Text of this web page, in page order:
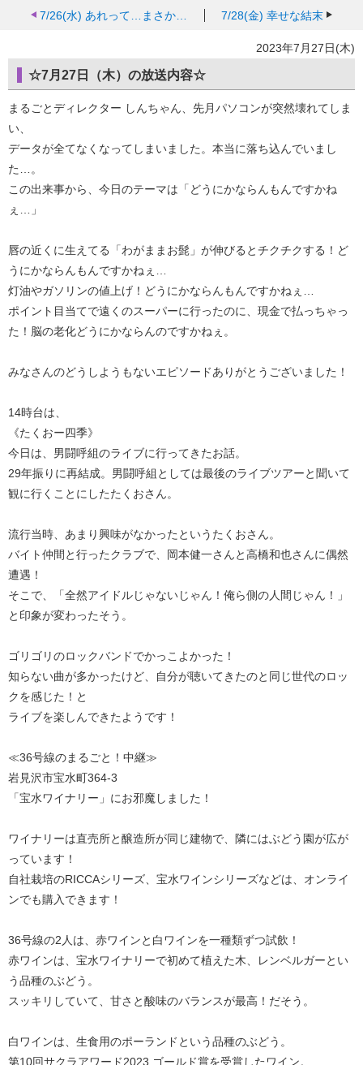
7/26(水) あれって…まさか… 7/28(金) 幸せな結末
2023年7月27日(木)
☆7月27日（木）の放送内容☆
まるごとディレクター しんちゃん、先月パソコンが突然壊れてしま
い、
データが全てなくなってしまいました。本当に落ち込んでいまし
た…。
この出来事から、今日のテーマは「どうにかならんもんですかね
ぇ…」
唇の近くに生えてる「わがままお髭」が伸びるとチクチクする！ど
うにかならんもんですかねぇ…
灯油やガソリンの値上げ！どうにかならんもんですかねぇ…
ポイント目当てで遠くのスーパーに行ったのに、現金で払っちゃっ
た！脳の老化どうにかならんのですかねぇ。
みなさんのどうしようもないエピソードありがとうございました！
14時台は、
《たくおー四季》
今日は、男闘呼組のライブに行ってきたお話。
29年振りに再結成。男闘呼組としては最後のライブツアーと聞いて
観に行くことにしたたくおさん。
流行当時、あまり興味がなかったというたくおさん。
バイト仲間と行ったクラブで、岡本健一さんと高橋和也さんに偶然
遭遇！
そこで、「全然アイドルじゃないじゃん！俺ら側の人間じゃん！」
と印象が変わったそう。
ゴリゴリのロックバンドでかっこよかった！
知らない曲が多かったけど、自分が聴いてきたのと同じ世代のロッ
クを感じた！と
ライブを楽しんできたようです！
≪36号線のまるごと！中継≫
岩見沢市宝水町364-3
「宝水ワイナリー」にお邪魔しました！
ワイナリーは直売所と醸造所が同じ建物で、隣にはぶどう園が広が
っています！
自社栽培のRICCAシリーズ、宝水ワインシリーズなどは、オンライ
ンでも購入できます！
36号線の2人は、赤ワインと白ワインを一種類ずつ試飲！
赤ワインは、宝水ワイナリーで初めて植えた木、レンベルガーとい
う品種のぶどう。
スッキリしていて、甘さと酸味のバランスが最高！だそう。
白ワインは、生食用のポーランドという品種のぶどう。
第10回サクラアワード2023 ゴールド賞を受賞したワイン。